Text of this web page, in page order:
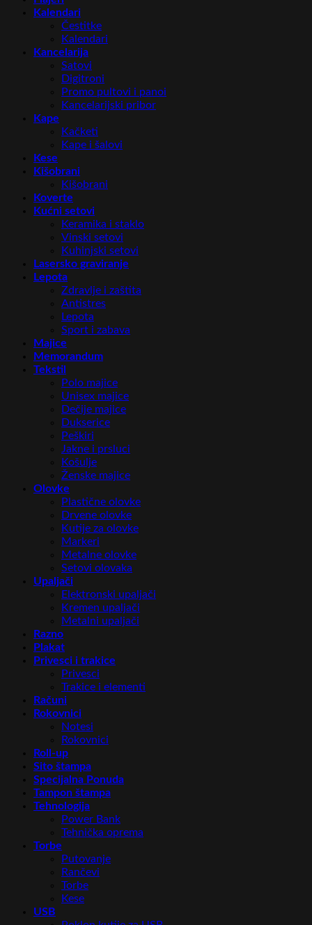
Kalendari
Čestitke
Kalendari
Kancelarija
Satovi
Digitroni
Promo pultovi i panoi
Kancelarijski pribor
Kape
Kačketi
Kape i šalovi
Kese
Kišobrani
Kišobrani
Koverte
Kućni setovi
Keramika i staklo
Vinski setovi
Kuhinjski setovi
Lasersko graviranje
Lepota
Zdravlje i zaštita
Antistres
Lepota
Sport i zabava
Majice
Memorandum
Tekstil
Polo majice
Unisex majice
Dečije majice
Dukserice
Peškiri
Jakne i prsluci
Košulje
Ženske majice
Olovke
Plastične olovke
Drvene olovke
Kutije za olovke
Markeri
Metalne olovke
Setovi olovaka
Upaljači
Elektronski upaljači
Kremen upaljači
Metalni upaljači
Razno
Plakat
Privesci i trakice
Privesci
Trakice i elementi
Računi
Rokovnici
Notesi
Rokovnici
Roll-up
Sito štampa
Specijalna Ponuda
Tampon štampa
Tehnologija
Power Bank
Tehnička oprema
Torbe
Putovanje
Rančevi
Torbe
Kese
USB